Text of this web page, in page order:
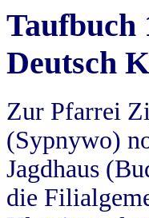
Taufbuch
Deutsch
Zur Pfarrei
(Sypnywo)
Jagdhaus
die